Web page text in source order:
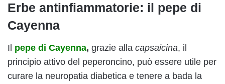
Erbe antinfiammatorie: il pepe di
Cayenna
Il pepe di Cayenna, grazie alla capsaicina, il
principio attivo del peperoncino, può essere utile per
curare la neuropatia diabetica e tenere a bada la